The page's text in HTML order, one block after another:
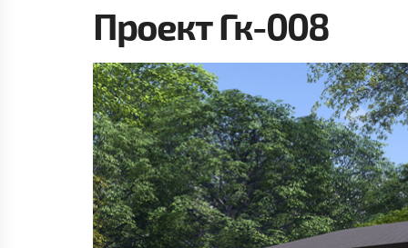
Проект Гк-008